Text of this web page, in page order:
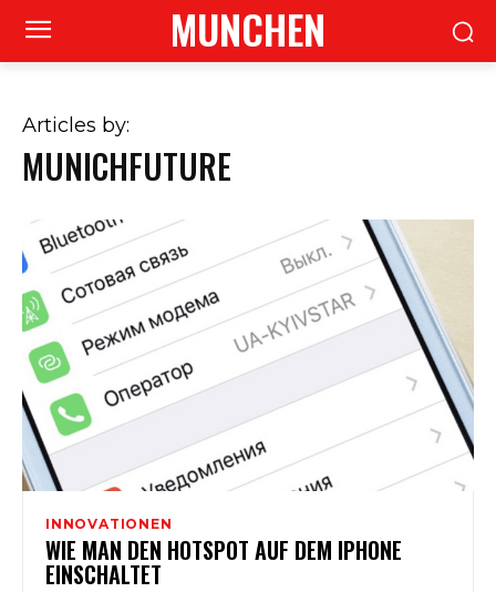
MUNCHEN
Articles by:
MUNICHFUTURE
INNOVATIONEN
WIE MAN DEN HOTSPOT AUF DEM IPHONE
EINSCHALTET